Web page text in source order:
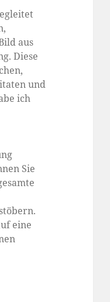
aus
Diese
und
ich
Sie
eine